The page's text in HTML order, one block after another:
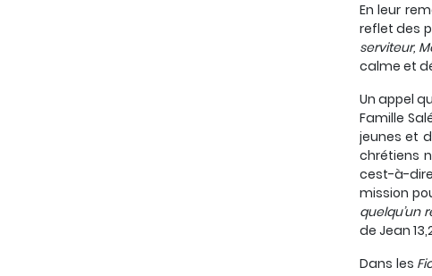
En leur
reflet des
serviteur,
calme et
Un appel
Famille
jeunes et
chrétiens n
cest-à-
mission
quelqu’un
de Jean
Dans les